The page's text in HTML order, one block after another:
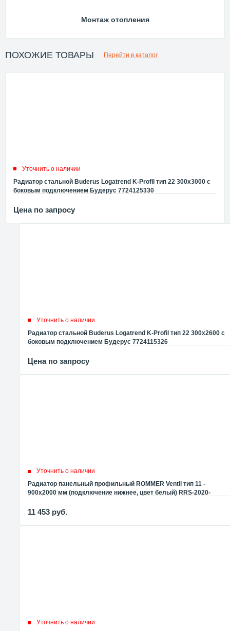
Монтаж отопления
ПОХОЖИЕ ТОВАРЫ Перейти в каталог
Уточнить о наличии
Радиатор стальной Buderus Logatrend K-Profil тип 22 300x3000 с
боковым подключением Будерус 7724125330
Цена по запросу
Уточнить о наличии
Радиатор стальной Buderus Logatrend K-Profil тип 22 300x2600 с
боковым подключением Будерус 7724115326
Цена по запросу
Уточнить о наличии
Радиатор панельный профильный ROMMER Ventil тип 11 -
900x2000 мм (подключение нижнее, цвет белый) RRS-2020-
11 453 руб.
Уточнить о наличии